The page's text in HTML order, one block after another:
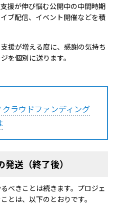
援が伸び悩む公開中の中間時期
ブ配信、イベント開催などを積
援が増える度に、感謝の気持ち
を個別に送ります。
ラウドファンディング
送（終了後）
べきことは続きます。プロジェ
とは、以下のとおりです。